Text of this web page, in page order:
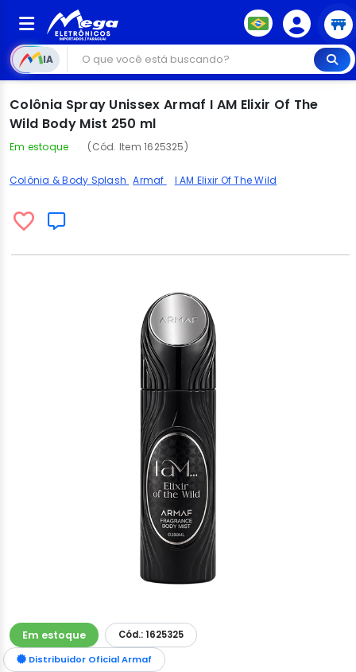
IA
Colônia Spray Unissex Armaf I AM Elixir Of The
Wild Body Mist 250 ml
Em estoque (Cód. Item 1625325)
Colônia & Body Splash Armaf I AM Elixir Of The Wild
Em estoque
Cód.: 1625325
Distribuidor Oficial Armaf